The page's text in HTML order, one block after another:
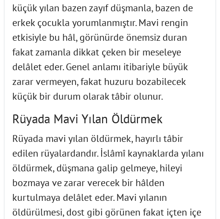
küçük yılan bazen zayıf düşmanla, bazen de
erkek çocukla yorumlanmıştır. Mavi rengin
etkisiyle bu hâl, görünürde önemsiz duran
fakat zamanla dikkat çeken bir meseleye
delâlet eder. Genel anlamı itibariyle büyük
zarar vermeyen, fakat huzuru bozabilecek
küçük bir durum olarak tâbir olunur.
Rüyada Mavi Yılan Öldürmek
Rüyada mavi yılan öldürmek, hayırlı tâbir
edilen rüyalardandır. İslâmî kaynaklarda yılanı
öldürmek, düşmana galip gelmeye, hileyi
bozmaya ve zarar verecek bir hâlden
kurtulmaya delâlet eder. Mavi yılanın
öldürülmesi, dost gibi görünen fakat içten içe